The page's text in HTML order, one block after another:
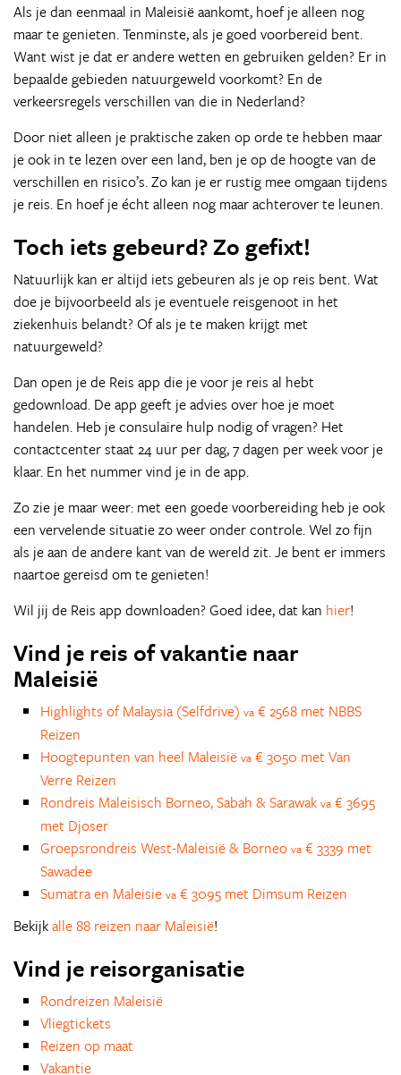
Als je dan eenmaal in Maleisië aankomt, hoef je alleen nog
maar te genieten. Tenminste, als je goed voorbereid bent.
Want wist je dat er andere wetten en gebruiken gelden? Er in
bepaalde gebieden natuurgeweld voorkomt? En de
verkeersregels verschillen van die in Nederland?
Door niet alleen je praktische zaken op orde te hebben maar
je ook in te lezen over een land, ben je op de hoogte van de
verschillen en risico’s. Zo kan je er rustig mee omgaan tijdens
je reis. En hoef je écht alleen nog maar achterover te leunen.
Toch iets gebeurd? Zo gefixt!
Natuurlijk kan er altijd iets gebeuren als je op reis bent. Wat
doe je bijvoorbeeld als je eventuele reisgenoot in het
ziekenhuis belandt? Of als je te maken krijgt met
natuurgeweld?
Dan open je de Reis app die je voor je reis al hebt
gedownload. De app geeft je advies over hoe je moet
handelen. Heb je consulaire hulp nodig of vragen? Het
contactcenter staat 24 uur per dag, 7 dagen per week voor je
klaar. En het nummer vind je in de app.
Zo zie je maar weer: met een goede voorbereiding heb je ook
een vervelende situatie zo weer onder controle. Wel zo fijn
als je aan de andere kant van de wereld zit. Je bent er immers
naartoe gereisd om te genieten!
Wil jij de Reis app downloaden? Goed idee, dat kan hier!
Vind je reis of vakantie naar
Maleisië
Highlights of Malaysia (Selfdrive) va € 2568 met NBBS
Reizen
Hoogtepunten van heel Maleisië va € 3050 met Van
Verre Reizen
Rondreis Maleisisch Borneo, Sabah & Sarawak va € 3695
met Djoser
Groepsrondreis West-Maleisië & Borneo va € 3339 met
Sawadee
Sumatra en Maleisie va € 3095 met Dimsum Reizen
Bekijkalle 88 reizen naar Maleisië!
Vind je reisorganisatie
Rondreizen Maleisië
Vliegtickets
Reizen op maat
Vakantie